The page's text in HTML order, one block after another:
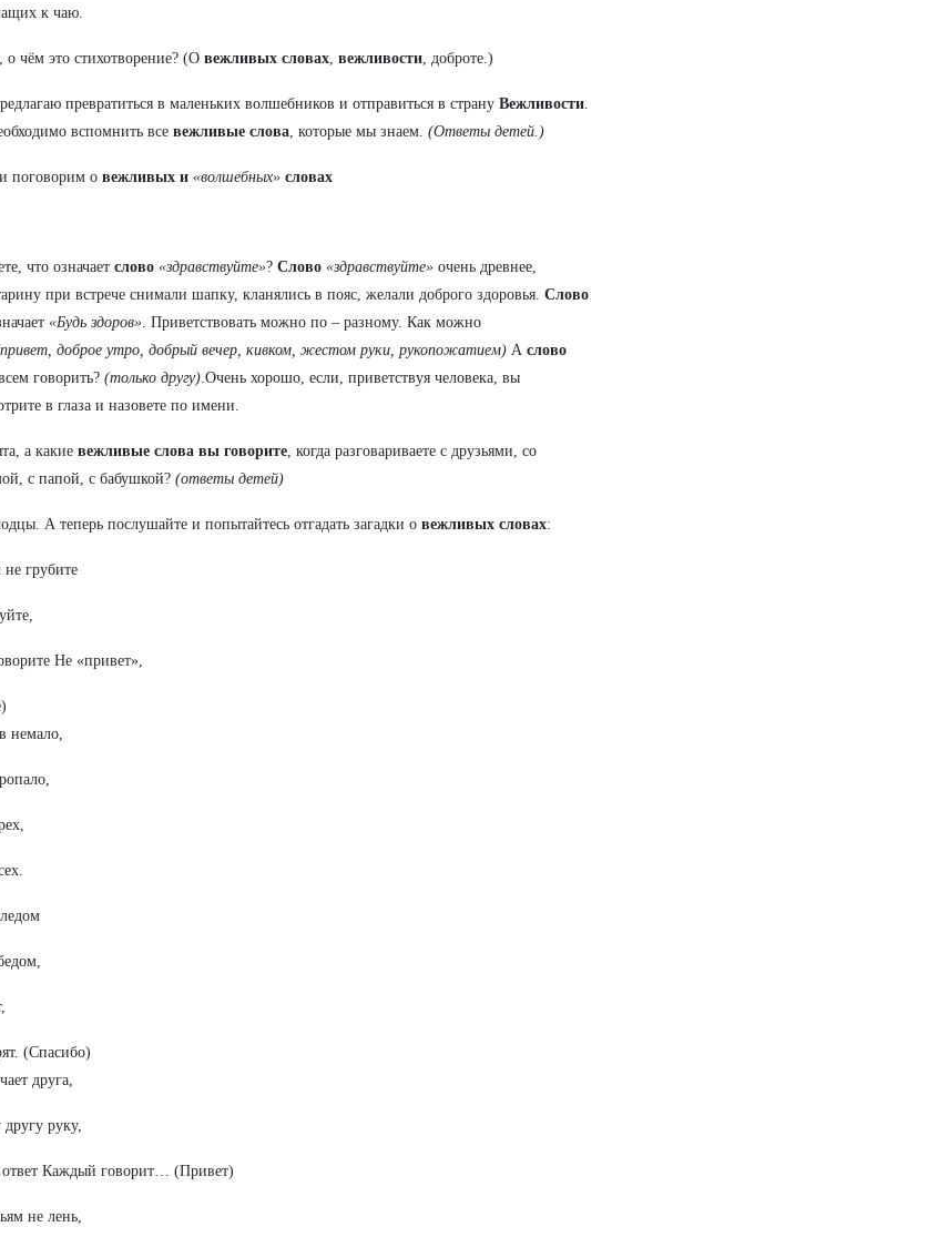
к чаю.
о чём это стихотворение? (О вежливых словах, вежливости, доброте.)
превратиться в маленьких волшебников и отправиться в страну Вежливости.
вспомнить все вежливые слова, которые мы знаем. (Ответы детей.)
поговорим о вежливых и «волшебных» словах
что означает слово «здравствуйте»? Слово «здравствуйте» очень древнее,
при встрече снимали шапку, кланялись в пояс, желали доброго здоровья. Слово
«Будь здоров». Приветствовать можно по – разному. Как можно
доброе утро, добрый вечер, кивком, жестом руки, рукопожатием) А слово
говорить? (только другу).Очень хорошо, если, приветствуя человека, вы
в глаза и назовете по имени.
а какие вежливые слова вы говорите, когда разговариваете с друзьями, со
с папой, с бабушкой? (ответы детей)
А теперь послушайте и попытайтесь отгадать загадки о вежливых словах:
грубите
Не «привет»,
немало,
(Спасибо)
друга,
руку,
ответ Каждый говорит… (Привет)
не лень,